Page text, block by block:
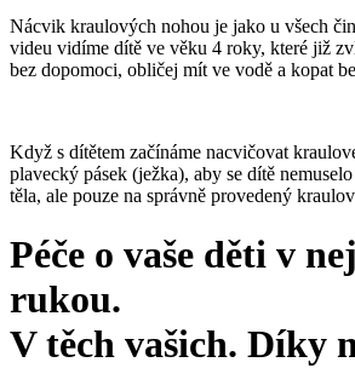
Nácvik kraulových nohou je jako u všech
videu vidíme dítě ve věku 4 roky, které již
bez dopomoci, obličej mít ve vodě a kopat
Když s dítětem začínáme nacvičovat
plavecký pásek (ježka), aby se dítě
těla, ale pouze na správně provedený
Péče o vaše děti v
rukou.
V těch vašich. Díky